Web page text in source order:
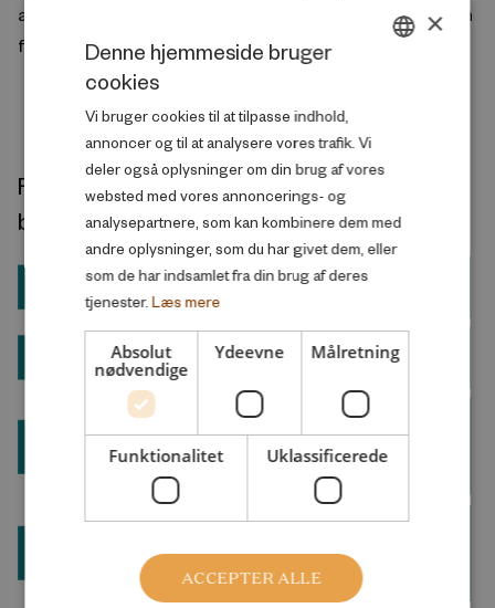
at understøtte børns sproglige udvikling, så alle børn kan
få en god start på det liv, der venter dem.
Fire temaer kendetegnende for forældres
brug af TipsByText
×
Denne hjemmeside bruger
cookies
Vi bruger cookies til at tilpasse indhold,
annoncer og til at analysere vores trafik. Vi
deler også oplysninger om din brug af vores
websted med vores annoncerings- og
analysepartnere, som kan kombinere dem med
andre oplysninger, som du har givet dem, eller
som de har indsamlet fra din brug af deres
tjenester. Læs mere
Absolut
nødvendige
Ydeevne Målretning
Funktionalitet Uklassificerede
ACCEPTER ALLE